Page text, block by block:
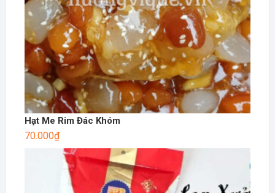
Hạt Me Rim Đác Khóm
70.000₫